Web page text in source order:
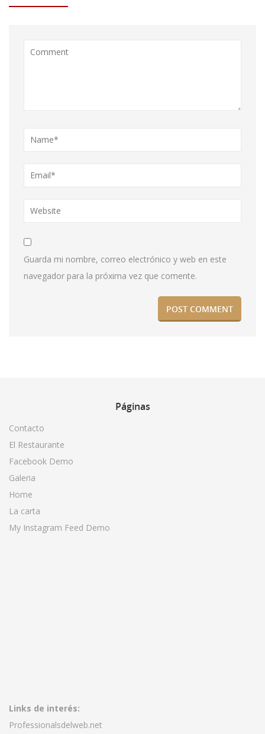
Guarda mi nombre, correo electrónico y web en este
navegador para la próxima vez que comente.
Páginas
Contacto
El Restaurante
Facebook Demo
Galeria
Home
La carta
My Instagram Feed Demo
Links de interés:
Professionalsdelweb.net